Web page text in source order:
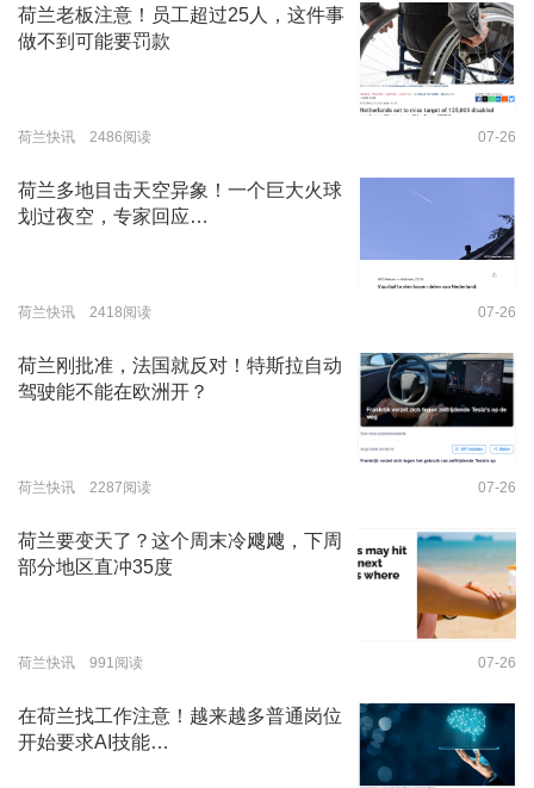
荷兰老板注意！员工超过25人，这件事
做不到可能要罚款
荷兰快讯 2486阅读 07-26
荷兰多地目击天空异象！一个巨大火球
划过夜空，专家回应…
荷兰快讯 2418阅读 07-26
荷兰刚批准，法国就反对！特斯拉自动
驾驶能不能在欧洲开？
荷兰快讯 2287阅读 07-26
荷兰要变天了？这个周末冷飕飕，下周
部分地区直冲35度
荷兰快讯 991阅读 07-26
在荷兰找工作注意！越来越多普通岗位
开始要求AI技能…